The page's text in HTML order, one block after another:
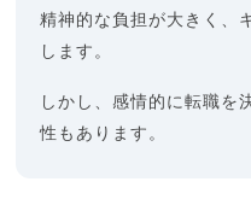
精神的な負担が大きく、
します。
しかし、感情的に転職を
性もあります。